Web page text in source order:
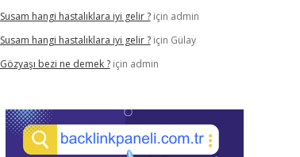
Susam hangi hastalıklara iyi gelir ?için admin
Susam hangi hastalıklara iyi gelir ?için Gülay
Gözyaşı bezi ne demek ?için admin